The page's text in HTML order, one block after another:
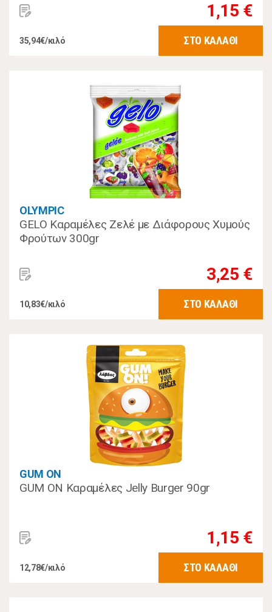
1,15 €
35,94€/κιλό ΣΤΟ ΚΑΛΑΘΙ
OLYMPIC
GELO Καραμέλες Ζελέ με Διάφορους Χυμούς
Φρούτων 300gr
3,25 €
10,83€/κιλό ΣΤΟ ΚΑΛΑΘΙ
GUM ON
GUM ON Καραμέλες Jelly Burger 90gr
1,15 €
12,78€/κιλό ΣΤΟ ΚΑΛΑΘΙ